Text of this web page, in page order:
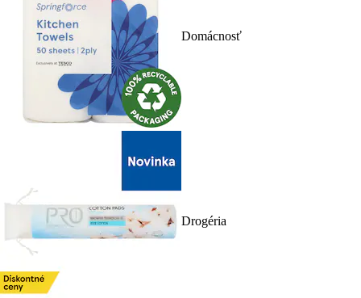
Domácnosť
Drogéria